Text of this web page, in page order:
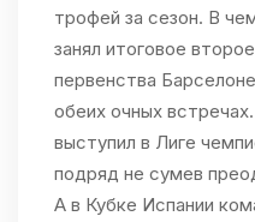
трофей за сезон. В
занял итоговое
первенства
обеих очных
выступил в Лиге
подряд не сумев
А в Кубке Испании